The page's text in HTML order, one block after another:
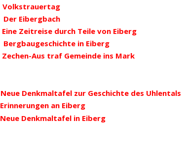
Volkstrauertag
Der Eibergbach
Eine Zeitreise durch Teile von Eiberg
Bergbaugeschichte in Eiberg
Zechen-Aus traf Gemeinde ins Mark
Neue Denkmaltafel zur Geschichte des Uhlentals
Erinnerungen an Eiberg
Neue Denkmaltafel in Eiberg